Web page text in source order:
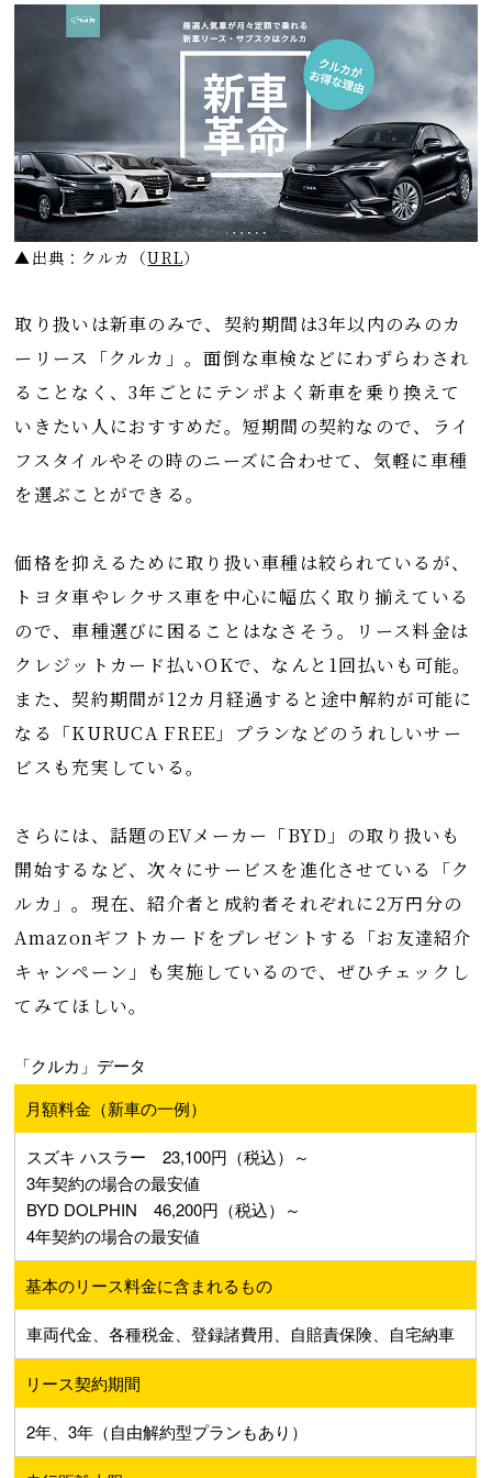
▲出典：クルカ （URL）
取り扱いは新車のみで、契約期間は3年以内のみのカ
ーリース「クルカ」。面倒な車検などにわずらわされ
ることなく、3年ごとにテンポよく新車を乗り換えて
いきたい人におすすめだ。短期間の契約なので、ライ
フスタイルやその時のニーズに合わせて、気軽に車種
を選ぶことができる。
価格を抑えるために取り扱い車種は絞られているが、
トヨタ車やレクサス車を中心に幅広く取り揃えている
ので、車種選びに困ることはなさそう。リース料金は
クレジットカード払いOKで、なんと1回払いも可能。
また、契約期間が12カ月経過すると途中解約が可能に
なる「KURUCA FREE」プランなどのうれしいサー
ビスも充実している。
さらには、話題のEVメーカー「BYD」の取り扱いも
開始するなど、次々にサービスを進化させている「ク
ルカ」。現在、紹介者と成約者それぞれに2万円分の
Amazonギフトカードをプレゼントする「お友達紹介
キャンペーン」も実施しているので、ぜひチェックし
てみてほしい。
「クルカ」データ
月額料金（新車の一例）
スズキ ハスラー 23,100円（税込）～
3年契約の場合の最安値
BYD DOLPHIN 46,200円（税込）～
4年契約の場合の最安値
基本のリース料金に含まれるもの
車両代金、各種税金、登録諸費用、自賠責保険、自宅納車
リース契約期間
2年、3年（自由解約型プランもあり）